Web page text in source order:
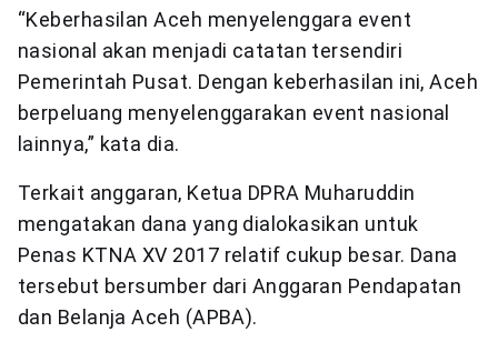
“Keberhasilan Aceh menyelenggara event
nasional akan menjadi catatan tersendiri
Pemerintah Pusat. Dengan keberhasilan ini, Aceh
berpeluang menyelenggarakan event nasional
lainnya,” kata dia.
Terkait anggaran, Ketua DPRA Muharuddin
mengatakan dana yang dialokasikan untuk
Penas KTNA XV 2017 relatif cukup besar. Dana
tersebut bersumber dari Anggaran Pendapatan
dan Belanja Aceh (APBA).